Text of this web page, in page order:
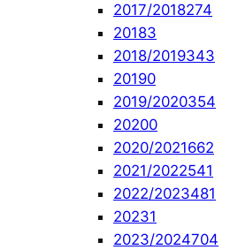
2017/2018274
20183
2018/2019343
20190
2019/2020354
20200
2020/2021662
2021/2022541
2022/2023481
20231
2023/2024704